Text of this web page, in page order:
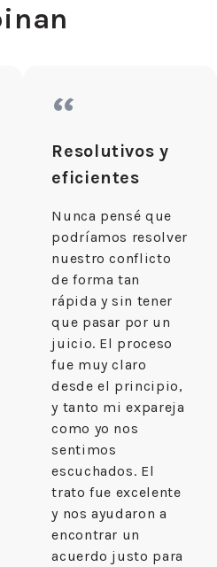
“
Resolutivos y
eficientes
Nunca pensé que
podríamos resolver
nuestro conflicto
de forma tan
rápida y sin tener
que pasar por un
juicio. El proceso
fue muy claro
desde el principio,
y tanto mi expareja
como yo nos
sentimos
escuchados. El
trato fue excelente
y nos ayudaron a
encontrar un
acuerdo justo para